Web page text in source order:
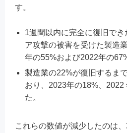
す。
1週間以内に完全に復旧で
ア攻撃の被害を受けた製造
年の55%および2022年の
製造業の22%が復旧するま
おり、2023年の18%、2022
た。
これらの数値が減少したのは